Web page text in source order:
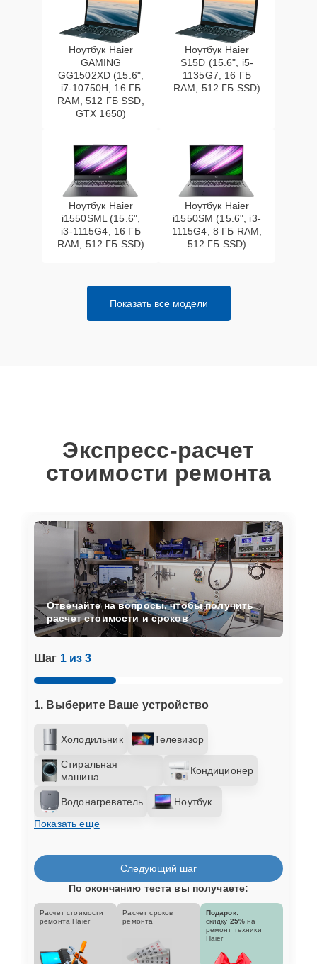
Ноутбук Haier
GAMING
GG1502XD (15.6",
i7-10750H, 16 ГБ
RAM, 512 ГБ SSD,
GTX 1650)
Ноутбук Haier
S15D (15.6", i5-
1135G7, 16 ГБ
RAM, 512 ГБ SSD)
Ноутбук Haier
i1550SML (15.6",
i3-1115G4, 16 ГБ
RAM, 512 ГБ SSD)
Ноутбук Haier
i1550SM (15.6", i3-
1115G4, 8 ГБ RAM,
512 ГБ SSD)
Показать все модели
Экспресс-расчет
стоимости ремонта
Шаг 1 из 3
1. Выберите Ваше устройство
Холодильник Телевизор
Стиральная
машина
Кондиционер
Водонагреватель
Ноутбук
Показать еще
Отвечайте на вопросы, чтобы получить
расчет стоимости и сроков
Следующий шаг
По окончанию теста вы получаете:
Расчет стоимости
ремонта Haier
Расчет сроков
ремонта
Подарок:
скидку 25% на
ремонт техники
Haier